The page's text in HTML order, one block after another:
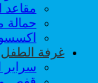
مقاعد
حمالة
غرفة الطفل
سراير